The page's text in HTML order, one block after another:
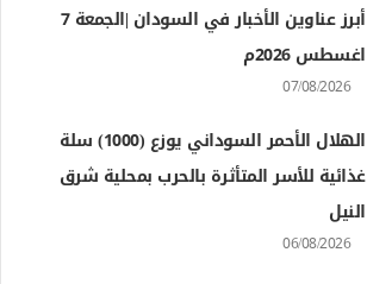
أبرز عناوين الأخبار في السودان |الجمعة 7
اغسطس 2026م
07/08/2026
الهلال الأحمر السوداني يوزع (1000) سلة
غذائية للأسر المتأثرة بالحرب بمحلية شرق
النيل
06/08/2026